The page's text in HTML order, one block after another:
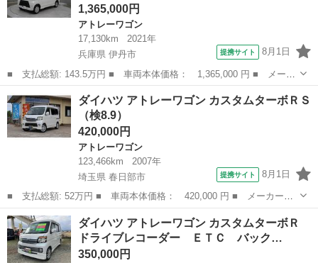
1,365,000円
アトレーワゴン
17,130km
2021年
兵庫県 伊丹市
提携サイト 8月1日
■ 支払総額: 143.5万円 ■ 車両本体価格： 1,365,000 円 ■ メーカ
ー名： ダイハツ ■ 車種名： アトレーワゴン ■ グレード名：
スローパーＳＡ３Ｒイスナシ 衝突被害軽減システム ドラレコ Ｌ
ＥＤヘッ...
兵庫 伊丹市 アトレーワゴン
ダイハツ アトレーワゴン カスタムターボＲＳ
（検8.9）
420,000円
アトレーワゴン
123,466km
2007年
埼玉県 春日部市
提携サイト 8月1日
■ 支払総額: 52万円 ■ 車両本体価格： 420,000 円 ■ メーカー
名： ダイハツ ■ 車種名： アトレーワゴン ■ グレード名： カ
スタムターボＲＳ ■ 排気量： 660cc ■ ドア枚数： 5D ■ ミッシ
ョ...
埼玉 春日部市 アトレーワゴン
ダイハツ アトレーワゴン カスタムターボＲ
ドライブレコーダー ＥＴＣ バック…
350,000円